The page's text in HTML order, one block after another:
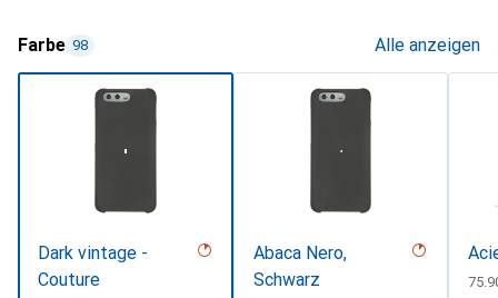
Farbe 98 Alle anzeigen
Dark vintage -
Couture
Abaca Nero,
Schwarz
CHF